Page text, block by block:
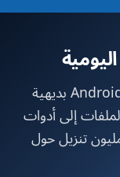
تنشئ SMARTWHO Inc. تطبيقات Android بديهية
إلى أدوات
نبني تطبيقات تجاوزت 50 مليون تنزيل حول